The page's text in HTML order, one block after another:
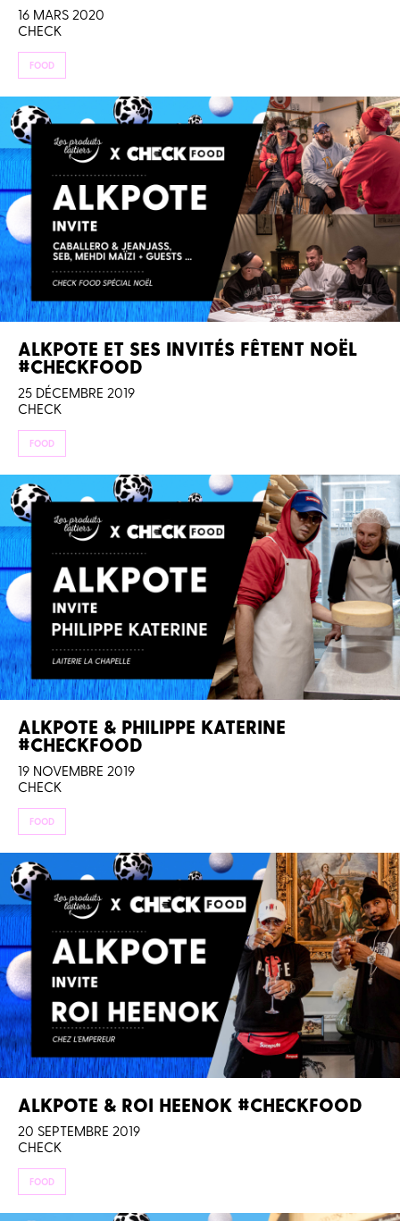
16 MARS 2020
CHECK
FOOD
ALKPOTE ET SES INVITÉS FÊTENT NOËL
#CHECKFOOD
25 DÉCEMBRE 2019
CHECK
FOOD
ALKPOTE & PHILIPPE KATERINE
#CHECKFOOD
19 NOVEMBRE 2019
CHECK
FOOD
ALKPOTE & ROI HEENOK #CHECKFOOD
20 SEPTEMBRE 2019
CHECK
FOOD